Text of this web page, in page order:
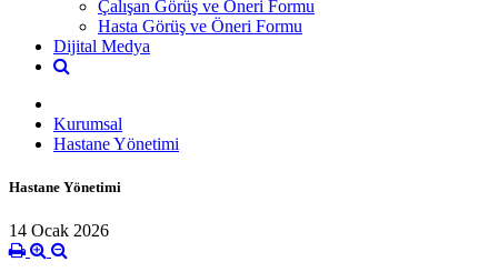
Çalışan Görüş ve Öneri Formu
Hasta Görüş ve Öneri Formu
Dijital Medya
Kurumsal
Hastane Yönetimi
Hastane Yönetimi
14 Ocak 2026